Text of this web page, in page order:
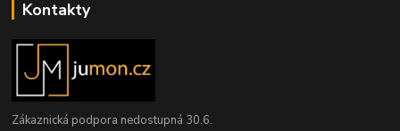
Kontakty
Zákaznická podpora nedostupná 30.6.